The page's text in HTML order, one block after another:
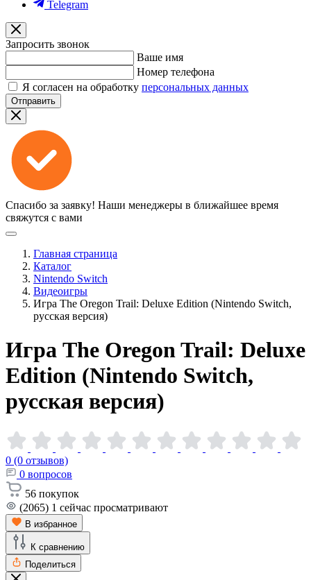
Telegram
Запросить звонок
Ваше имя
Номер телефона
Я согласен на обработку персональных данных
Отправить
Спасибо за заявку! Наши менеджеры в ближайшее время
свяжутся с вами
Главная страница
Каталог
Nintendo Switch
Видеоигры
Игра The Oregon Trail: Deluxe Edition (Nintendo Switch,
русская версия)
Игра The Oregon Trail: Deluxe
Edition (Nintendo Switch,
русская версия)
0 (0 отзывов)
0 вопросов
56 покупок
(2065) 1 сейчас просматривают
В избранное
К сравнению
Поделиться